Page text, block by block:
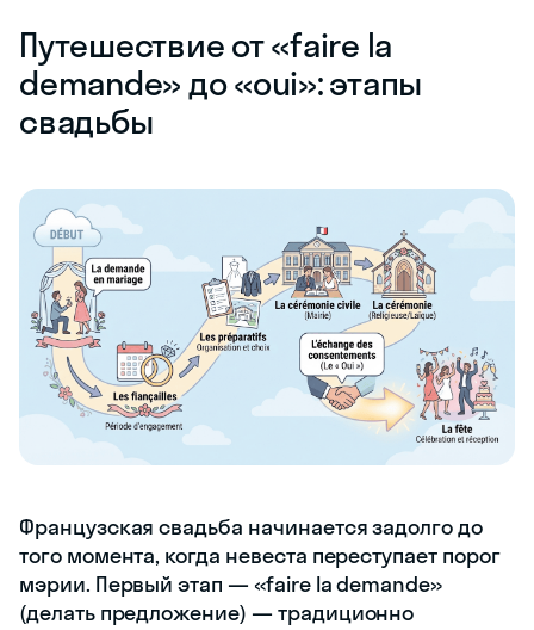
Путешествие от «faire la
demande» до «oui»: этапы
свадьбы
Французская свадьба начинается задолго до
того момента, когда невеста переступает порог
мэрии. Первый этап — «faire la demande»
(делать предложение) — традиционно